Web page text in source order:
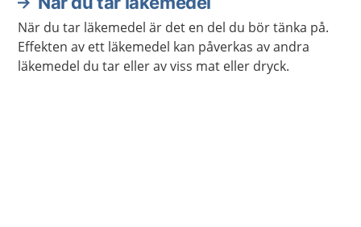
När du tar läkemedel är det en del du bör tänka på.
Effekten av ett läkemedel kan påverkas av andra
läkemedel du tar eller av viss mat eller dryck.